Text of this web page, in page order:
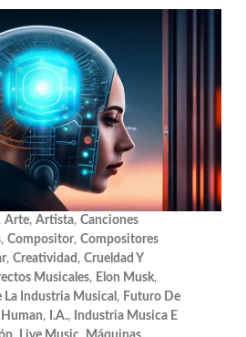
, Arte, Artista, Canciones
, Compositor, Compositores
, Creatividad , Crueldad Y
Musicales, Elon Musk,
La Industria Musical , Futuro De
Human, I.A.,
Industria Musica E